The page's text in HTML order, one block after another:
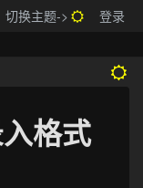
切换主题-> 登录
格式